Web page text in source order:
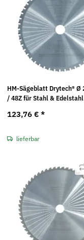
HM-Sägeblatt Drytech® Ø
/ 48Z für Stahl &
123,76 € *
lieferbar